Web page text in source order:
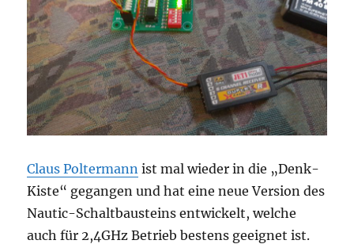
Claus Poltermann ist mal wieder in die „Denk-
Kiste“ gegangen und hat eine neue Version des
Nautic-Schaltbausteins entwickelt, welche
auch für 2,4GHz Betrieb bestens geeignet ist.